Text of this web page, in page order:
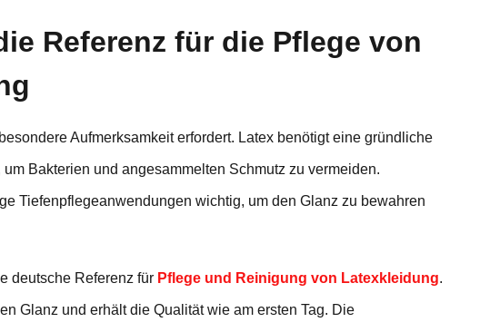
Referenz für die Pflege von
Aufmerksamkeit erfordert. Latex benötigt eine gründliche
Bakterien und angesammelten Schmutz zu vermeiden.
Tiefenpflegeanwendungen wichtig, um den Glanz zu bewahren
deutsche Referenz für Pflege und Reinigung von Latexkleidung.
Glanz und erhält die Qualität wie am ersten Tag. Die